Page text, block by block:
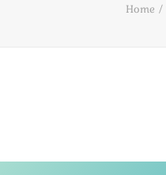
Home